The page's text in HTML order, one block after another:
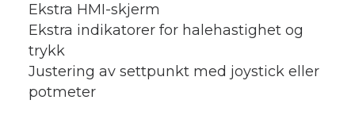
Ekstra HMI-skjerm
Ekstra indikatorer for halehastighet og
trykk
Justering av settpunkt med joystick eller
potmeter